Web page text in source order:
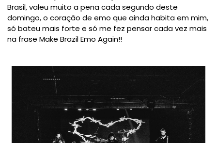
Brasil, valeu muito a pena cada segundo deste
domingo, o coração de emo que ainda habita em mim,
só bateu mais forte e só me fez pensar cada vez mais
na frase Make Brazil Emo Again!!